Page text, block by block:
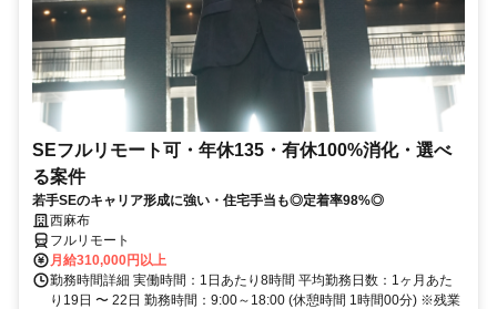
SEフルリモート可・年休135・有休100%消化・選べ
る案件
若手SEのキャリア形成に強い・住宅手当も◎定着率98%◎
西麻布
フルリモート
月給310,000円以上
勤務時間詳細 実働時間：1日あたり8時間 平均勤務日数：1ヶ月あた
り19日 〜 22日 勤務時間：9:00～18:00 (休憩時間 1時間00分) ※残業